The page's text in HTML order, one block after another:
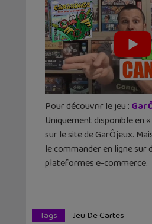
Pour découvrir le jeu :
Uniquement disponible en
sur le site de GarÔjeux.
le commander en ligne sur
plateformes e-commerce.
Tags Jeu De Cartes